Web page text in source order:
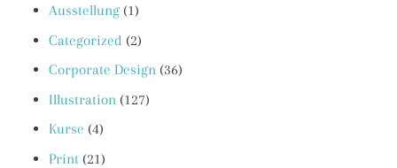
Ausstellung (1)
Categorized (2)
Corporate Design (36)
Illustration (127)
Kurse (4)
Print (21)